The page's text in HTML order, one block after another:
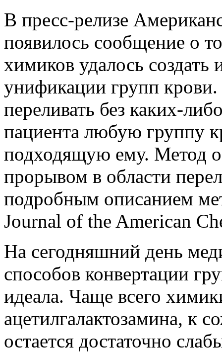
В пресс-релизе
появилось сообщение о
химиков удалось
унификации групп
переливать без каких-
пациента любую группу
подходящую ему. Метод
прорывом в области
подробным описанием
Journal of the American
На сегодняшний день
способов конвертации
идеала. Чаще всего
ацетилгалактозамина, к
остается достаточно